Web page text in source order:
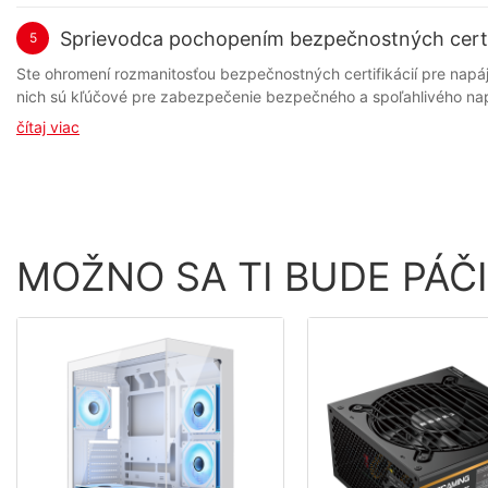
5 Sprievodca pochopením bezpečnostných
Ste ohromení rozmanitosťou bezpečnostných certifikácií pre napájacie zdroje pre PC? Už nehľadajte ďalej. Táto komplexná príručka vám rozoberie rôzne certifikácie a pomôže vám pochopiť, ktoré z nich sú kľúčové pre zabezpečenie bezpečného a spoľahlivého napájania vášho počítača. Zostaňte informovaní a vyberte si tú najlepšiu zostavu pre váš počítač. - Prehľad napájacích zdrojov pre PC a dôležitosť bezpečnostných certifikácií V dnešnom svete plnom technológií je nevyhnutné pochopiť dôležitosť bezpečnostných certifikácií, pokiaľ ide o napájacie zdroje pre PC. Ako srdce každého počítačového systému je napájací zdroj zodpovedný za poskytovanie potrebnej elektrickej energie na zabezpečenie optimálneho výkonu a funkčnosti. Bez spoľahlivého a bezpečného napájacieho zdroja je počítačový systém vystavený riziku poškodenia, poruchy alebo dokonca požiaru. Pokiaľ ide o kúpu napájacieho zdroja pre počítač, spotrebitelia sa často stretávajú s množstvom možností od rôznych dodávateľov a výrobcov napájacích zdrojov. Pochopenie bezpečnostných certifikácií spojených s týmito napájacími zdrojmi je kľúčové pre zaistenie bezpečnosti a dlhej životnosti vášho počítačového systému. V prvom rade je dôležité pochopiť, čo je to zdroj napájania a ako funguje. Zdroj napájania pre počítač je zariadenie, ktoré premieňa striedavý prúd zo sieťovej zásuvky na jednosmerný prúd, ktorý môžu používať komponenty v počítačovom systéme. Tento proces zahŕňa rôzne elektrické komponenty, ako sú kondenzátory, tranzistory a transformátory, ktoré musia byť vysokej kvality a spĺňať bezpečnostné normy, aby mohli fungovať bezpečne a efektívne. Jednou z najdôležitejších bezpečnostných certifikácií, ktorú treba hľadať pri kúpe napájacieho zdroja pre PC, je certifikácia UL (Underwriters Laboratories). Táto certifikácia zaručuje, že napájací zdroj bol testovaný a spĺňa bezpečnostné normy stanovené organizáciou UL, celosvetovo uznávanou bezpečnostnou organizáciou. Napájací zdroj s certifikátom UL prešiel prísnym testovaním, aby sa zabezpečilo, že spĺňa prísne bezpečnostné normy týkajúce sa úrazu elektrickým prúdom, nebezpečenstva požiaru a iných potenciálnych rizík. Okrem certifikácie UL existujú aj ďalšie bezpečnostné certifikácie, ktoré treba pri kúpe napájacieho zdroja pre PC hľadať. Patria sem certifikácie ako CE (Conformité Européenne), FCC (Federal Communications Commission) a RoHS (Restriction of Hazardous Substances). Každá z týchto certifikácií zaručuje, že napájací zdroj bol testovaný a spĺňa bezpečnostné normy špecifické pre rôzne regióny a predpisy. Pri výbere dodávateľa alebo výrobcu napájacích zdrojov je dôležité preskúmať ich reputáciu a históriu výroby bezpečných a spoľahlivých napájacích zdrojov. Hľadajte spoločnosti, ktoré majú históriu výroby vysokokvalitných produktov a majú silný záväzok k bezpečnosti a dodržiavaniu priemyselných noriem. Záverom možno povedať, že pochopenie bezpečnostných certifikácií napájacích zdrojov pre PC je kľúčové pre zaistenie bezpečnosti a spoľahlivosti vášho počítačového systému. Výberom napájacieho zdroja, ktorý bol testovaný a certifikovaný renomovanými organizáciami, si môžete byť istí, že váš počítačový systém je chránený pred potenciálnymi rizikami a nebezpečenstvami. Pri
čítaj viac
MOŽNO SA TI BUDE